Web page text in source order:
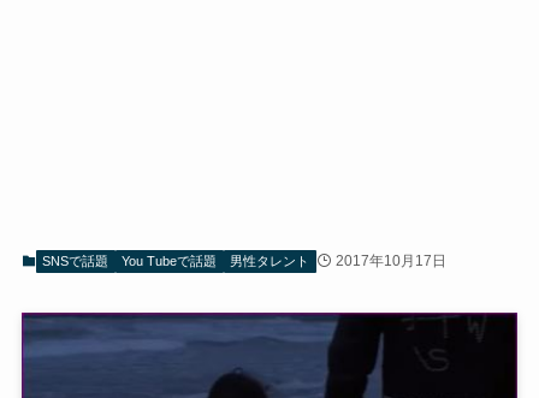
SNSで話題 You Tubeで話題 男性タレント 2017年10月17日